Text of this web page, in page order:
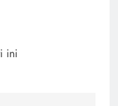
ini